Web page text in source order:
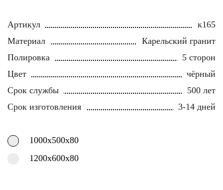
Артикул
к165
Материал
Карельский гранит
Полировка
5 сторон
Цвет
чёрный
Срок службы
500 лет
Срок изготовления
3-14 дней
1000х500х80
1200х600х80